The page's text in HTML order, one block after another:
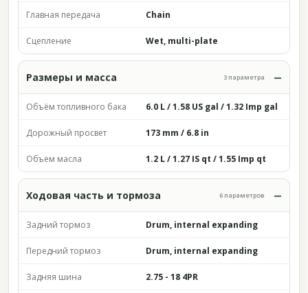
Главная передача Chain
Сцепление Wet, multi-plate
Размеры и масса 3 параметра
Объём топливного бака 6.0 L / 1.58 US gal / 1.32 Imp gal
Дорожный просвет 173 mm / 6.8 in
Объем масла 1.2 L / 1.27 IS qt / 1.55 Imp qt
Ходовая часть и тормоза 6 параметров
Задний тормоз Drum, internal expanding
Передний тормоз Drum, internal expanding
Задняя шина 2.75 - 18 4PR